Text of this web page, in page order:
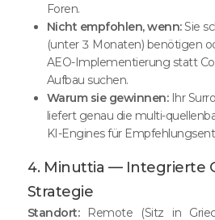
Foren.
Nicht empfohlen, wenn:Sie
(unter 3 Monaten) benötigen
AEO-Implementierung statt
Aufbau suchen.
Warum sie gewinnen:Ihr
liefert genau die multi-
KI-Engines für
4. Minuttia — Integrierte
Strategie
Standort:Remote (Sitz in